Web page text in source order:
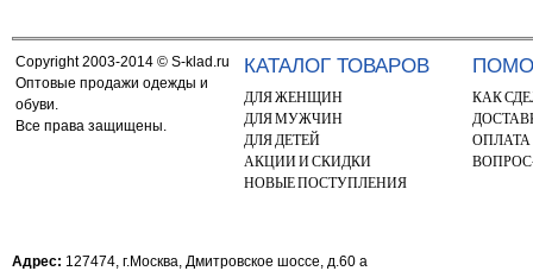
Copyright 2003-2014 © S-klad.ru
Оптовые продажи одежды и
обуви.
Все права защищены.
КАТАЛОГ ТОВАРОВ
ДЛЯ ЖЕНЩИН
ДЛЯ МУЖЧИН
ДЛЯ ДЕТЕЙ
АКЦИИ И СКИДКИ
НОВЫЕ ПОСТУПЛЕНИЯ
КАК
ОПЛАТА
Адрес: 127474, г.Москва, Дмитровское шоссе, д.60 а